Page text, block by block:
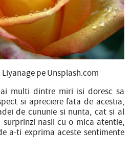
pe Unsplash.com
multi dintre miri isi doresc sa
si apreciere fata de acestia,
de cununie si nunta, cat si al
nasii cu o mica atentie,
a-ti exprima aceste sentimente